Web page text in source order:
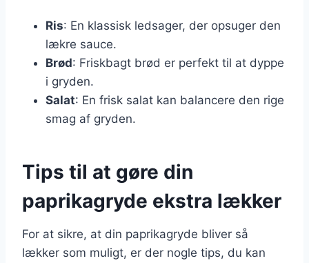
Ris: En klassisk ledsager, der opsuger den
lækre sauce.
Brød: Friskbagt brød er perfekt til at dyppe
i gryden.
Salat: En frisk salat kan balancere den rige
smag af gryden.
Tips til at gøre din
paprikagryde ekstra lækker
For at sikre, at din paprikagryde bliver så
lækker som muligt, er der nogle tips, du kan